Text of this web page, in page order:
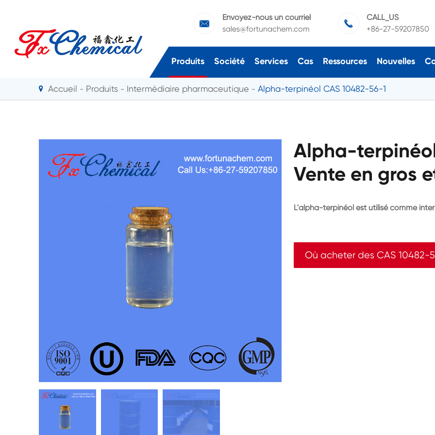

Envoyez-nous un courriel
sales@fortunachem.com

CALL_US
+86-27-59207850
Produits Société Services Cas Ressources Nouvelles
Accueil Produits Intermédiaire pharmaceutique Alpha-terpinéol CAS 10482-56-1
Alpha-
Vente en gros
L'alpha-terpinéol est utilisé comme
Où acheter des CAS 10482-